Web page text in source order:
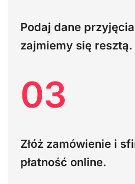
Podaj dane
zajmiemy się resztą.
03
Złóż zamówienie i
płatność online.